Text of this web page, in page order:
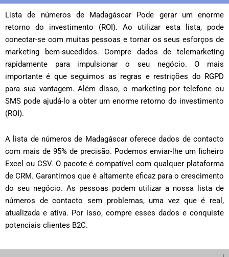
Lista de números de Madagáscar Pode gerar um enorme
retorno do investimento (ROI). Ao utilizar esta lista, pode
conectar-se com muitas pessoas e tornar os seus esforços de
marketing bem-sucedidos. Compre dados de telemarketing
rapidamente para impulsionar o seu negócio. O mais
importante é que seguimos as regras e restrições do RGPD
para sua vantagem. Além disso, o marketing por telefone ou
SMS pode ajudá-lo a obter um enorme retorno do investimento
(ROI).
A lista de números de Madagáscar oferece dados de contacto
com mais de 95% de precisão. Podemos enviar-lhe um ficheiro
Excel ou CSV. O pacote é compatível com qualquer plataforma
de CRM. Garantimos que é altamente eficaz para o crescimento
do seu negócio. As pessoas podem utilizar a nossa lista de
números de contacto sem problemas, uma vez que é real,
atualizada e ativa. Por isso, compre esses dados e conquiste
potenciais clientes B2C.